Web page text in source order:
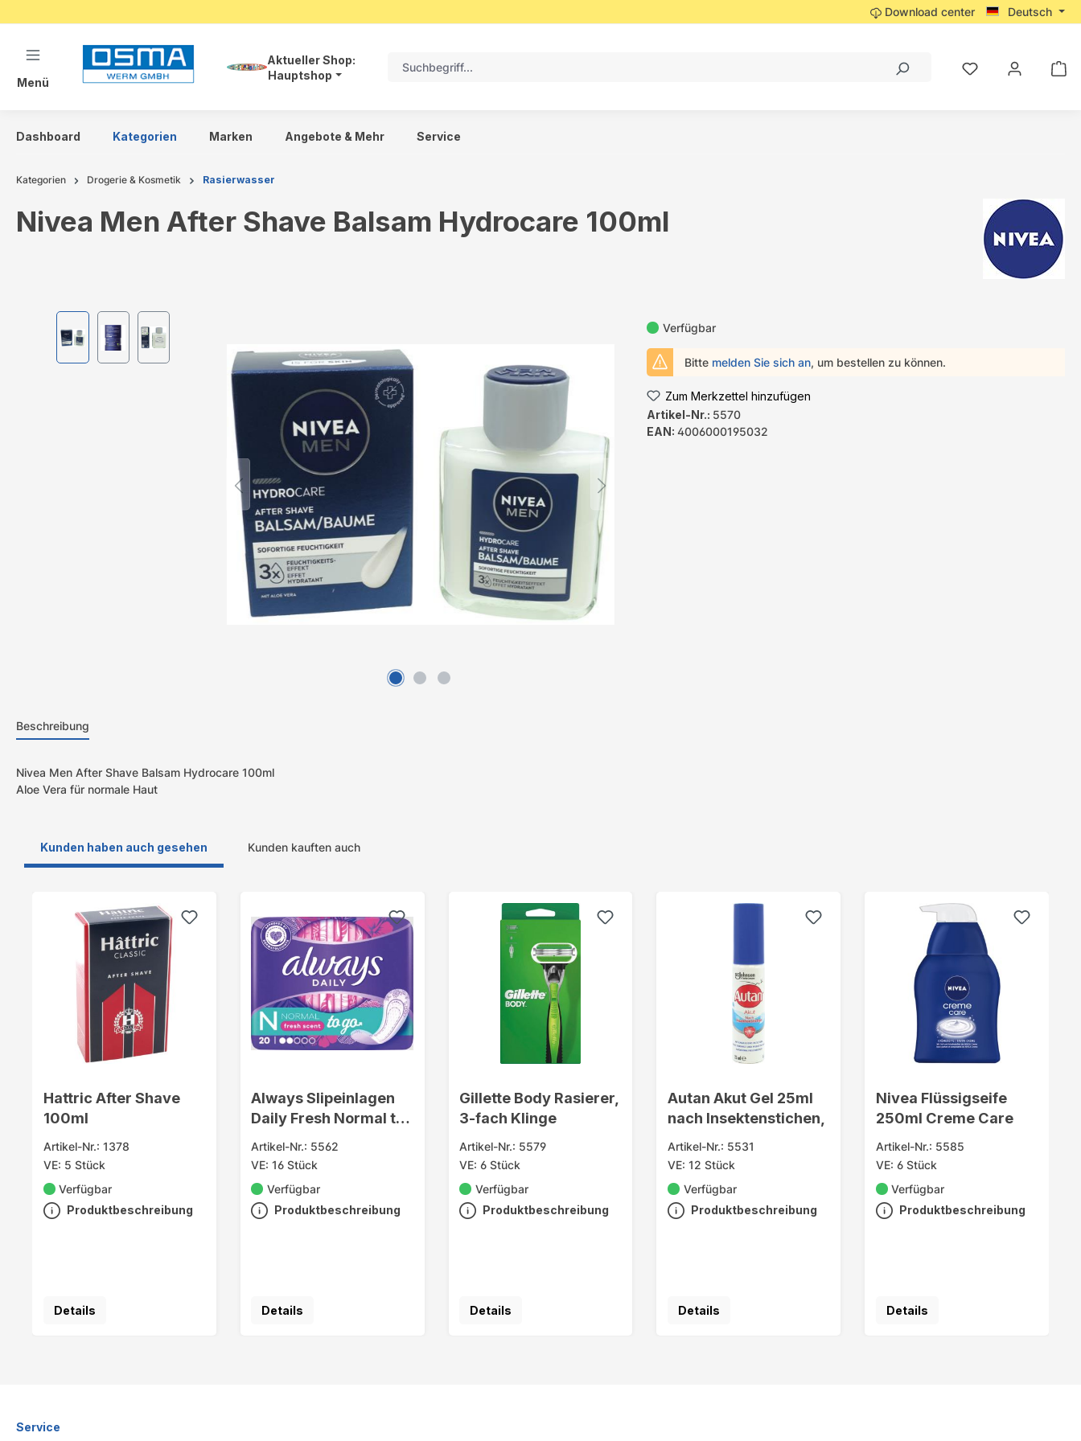
Download center Deutsch
Menü
Aktueller Shop:
Hauptshop
Dashboard Kategorien Marken Angebote & Mehr Service
Kategorien Drogerie & Kosmetik Rasierwasser
Nivea Men After Shave Balsam Hydrocare 100ml
Bildergalerie überspringen
Verfügbar
Bitte melden Sie sich an, um bestellen zu können.
Zum Merkzettel hinzufügen
Artikel-Nr.: 5570
EAN: 4006000195032
Beschreibung
Nivea Men After Shave Balsam Hydrocare 100ml
Aloe Vera für normale Haut
Kunden haben auch gesehen Kunden kauften auch
Hattric After Shave
100ml
Artikel-Nr.: 1378
VE: 5 Stück
Verfügbar
Produktbeschreibung
Details
Always Slipeinlagen
Daily Fresh Normal to
go 20
Artikel-Nr.: 5562
VE: 16 Stück
Verfügbar
Produktbeschreibung
Details
Gillette Body Rasierer,
3-fach Klinge
Artikel-Nr.: 5579
VE: 6 Stück
Verfügbar
Produktbeschreibung
Details
Autan Akut Gel 25ml
nach Insektenstichen,
Artikel-Nr.: 5531
VE: 12 Stück
Verfügbar
Produktbeschreibung
Details
Nivea Flüssigseife
250ml Creme Care
Artikel-Nr.: 5585
VE: 6 Stück
Verfügbar
Produktbeschreibung
Details
Service